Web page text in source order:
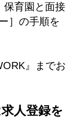
保育園と面接
］の手順を
』までお
人登録を